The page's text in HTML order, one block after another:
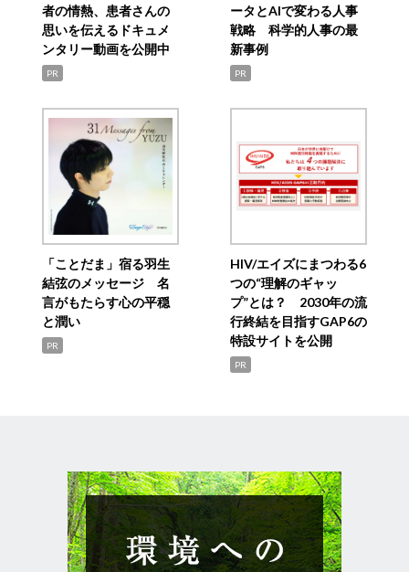
者の情熱、患者さんの
思いを伝えるドキュメ
ンタリー動画を公開中
PR
ータとAIで変わる人事
戦略 科学的人事の最
新事例
PR
「ことだま」宿る羽生
結弦のメッセージ 名
言がもたらす心の平穏
と潤い
PR
HIV/エイズにまつわる6
つの“理解のギャッ
プ”とは？ 2030年の流
行終結を目指すGAP6の
特設サイトを公開
PR